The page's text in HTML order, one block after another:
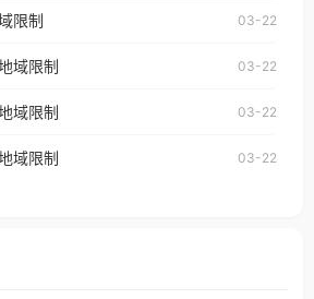
茄回国加速器，即可解决「海外用户收听腾讯
美国、加拿大、澳大利亚、欧洲等国家和地区
所困扰。
海外用户如香港、澳门、台湾、美
拿大、澳大利亚、欧洲等国家和地区时，网易
且仅能在中国大陆地区播放。 遇到这个问题
网易云音乐地区版权限制」的问题，无论人在
限制 03-22
域限制 03-22
域限制 03-22
域限制 03-22